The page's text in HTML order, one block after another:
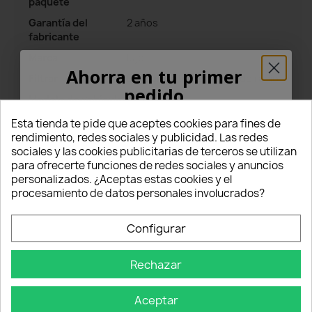
Garantía del
fabricante
2 años
EMC antiinterferencias de radio
Modelo de vehículo 500X
Comentarios Todos los comentarios
Valoraciones
5
(22 Comentarios)
Esta tienda te pide que aceptes cookies para fines de
rendimiento, redes sociales y publicidad. Las redes
sociales y las cookies publicitarias de terceros se utilizan
para ofrecerte funciones de redes sociales y anuncios
personalizados. ¿Aceptas estas cookies y el
procesamiento de datos personales involucrados?
Configurar
Rechazar
Aceptar
Ahorra en tu primer
pedido
¡5% PARA TI!
Introduce tu correo electrónico aquí abajo
para recibir un5% DE DESCUENTOen tu
primer pedido.
Nome